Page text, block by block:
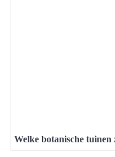
Welke botanische tuinen